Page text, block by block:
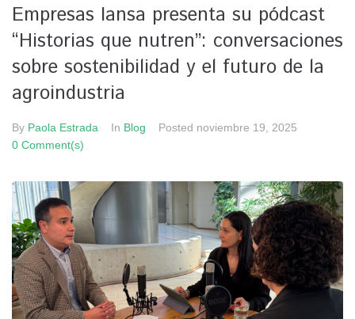
Empresas Iansa presenta su pódcast
“Historias que nutren”: conversaciones
sobre sostenibilidad y el futuro de la
agroindustria
By Paola Estrada In Blog Posted noviembre 19, 2025
0 Comment(s)